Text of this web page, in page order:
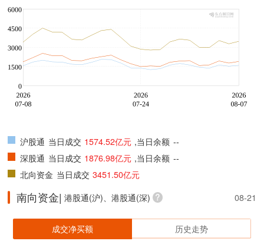
沪股通 当日成交 1574.52亿元 ,当日余额 --
深股通 当日成交 1876.98亿元 ,当日余额 --
北向资金 当日成交 3451.50亿元
南向资金| 港股通(沪)、港股通(深) 08-21
成交净买额 历史走势